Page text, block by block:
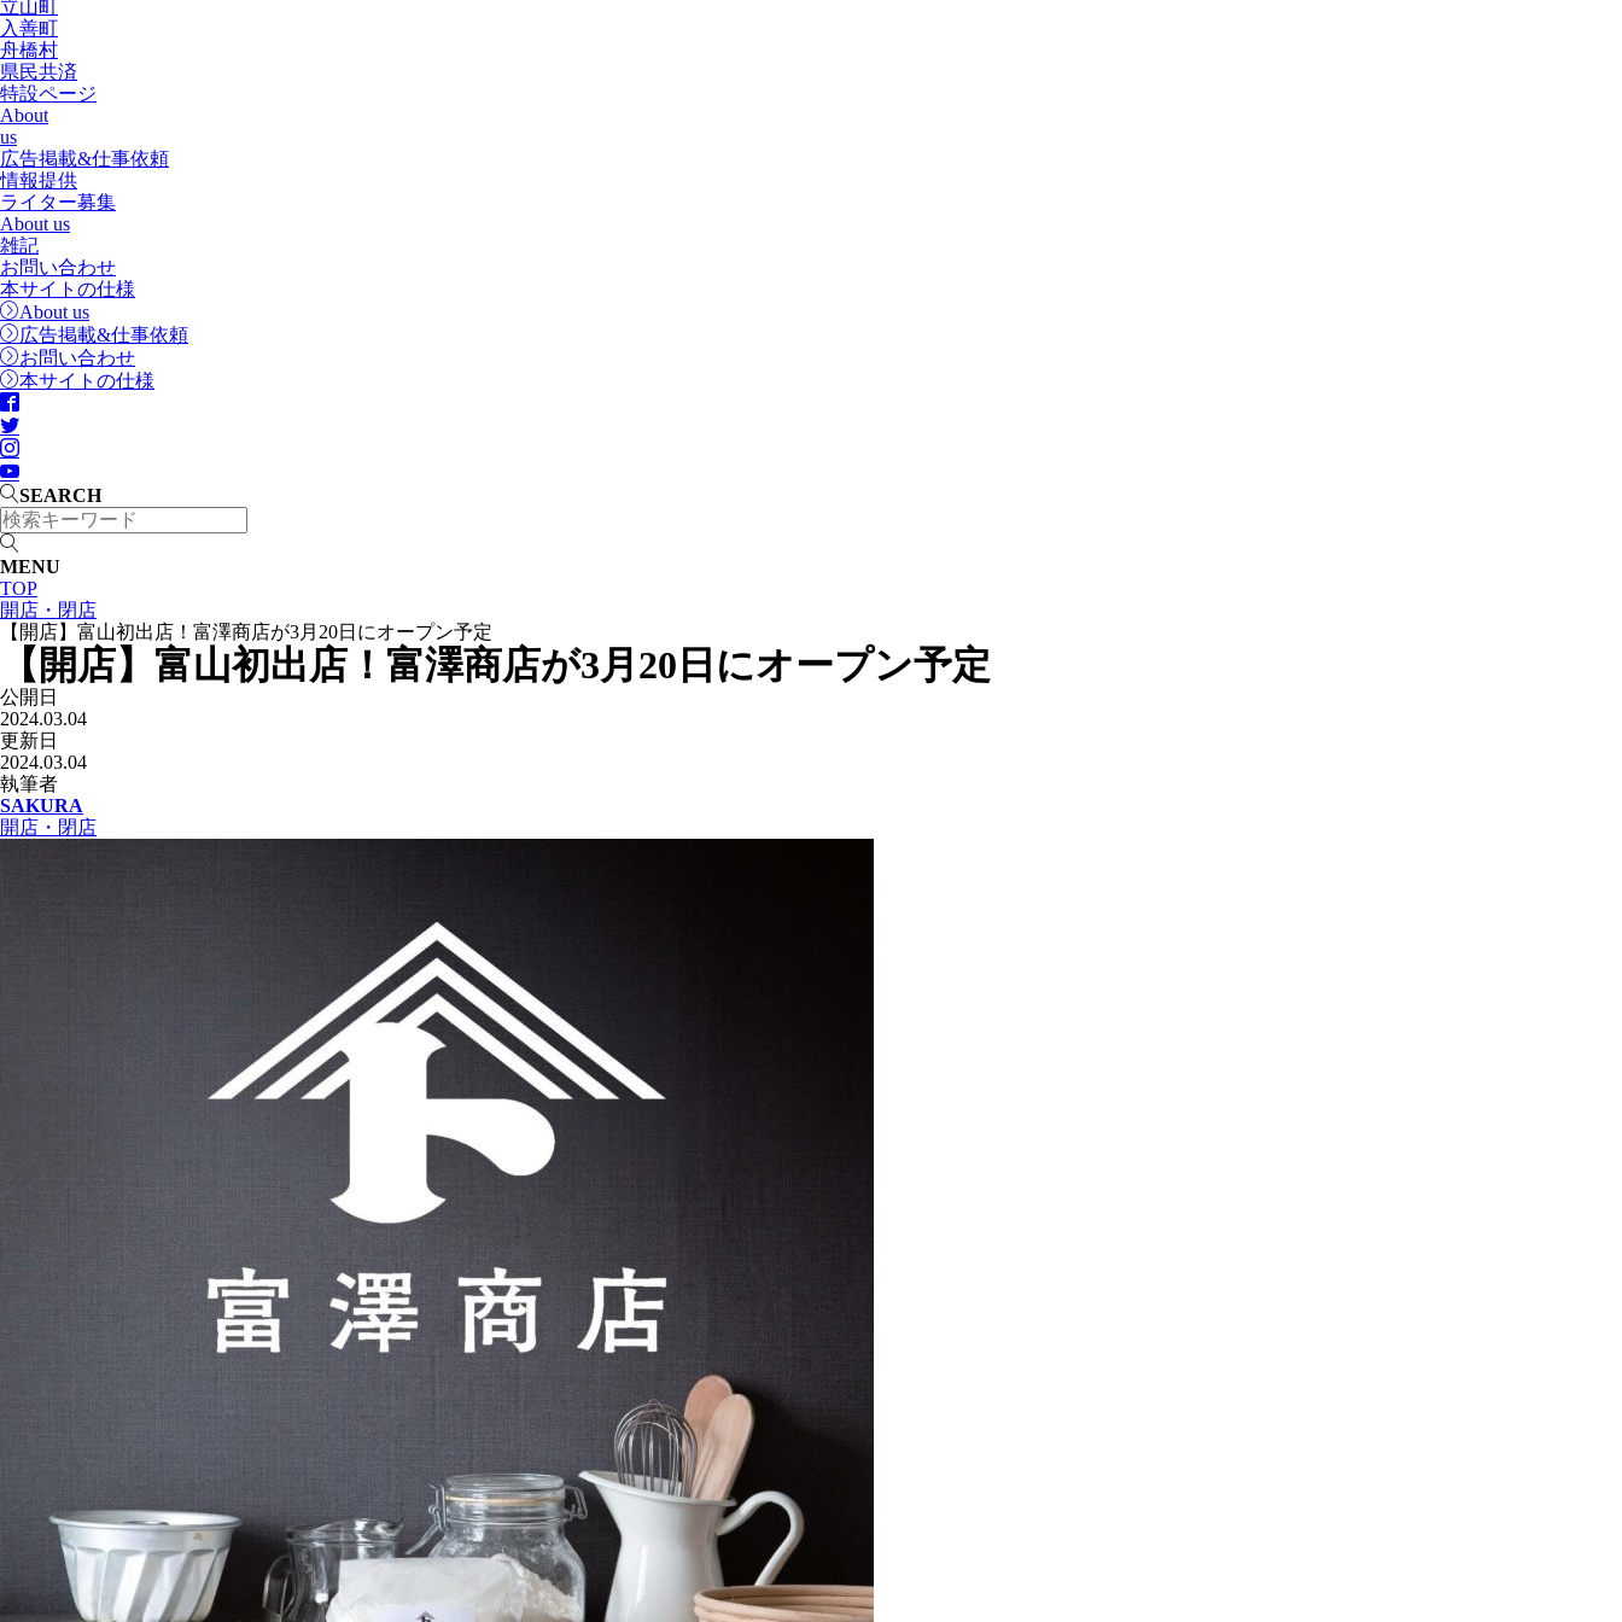
立山町
入善町
舟橋村
県民共済
特設ページ
About
us
広告掲載&仕事依頼
情報提供
ライター募集
About us
雑記
お問い合わせ
本サイトの仕様
About us
広告掲載&仕事依頼
お問い合わせ
本サイトの仕様
SEARCH
MENU
TOP
開店・閉店
【開店】富山初出店！富澤商店が3月20日にオープン予定
【開店】富山初出店！富澤商店が3月20日にオープン予定
公開日
2024.03.04
更新日
2024.03.04
執筆者
SAKURA
開店・閉店